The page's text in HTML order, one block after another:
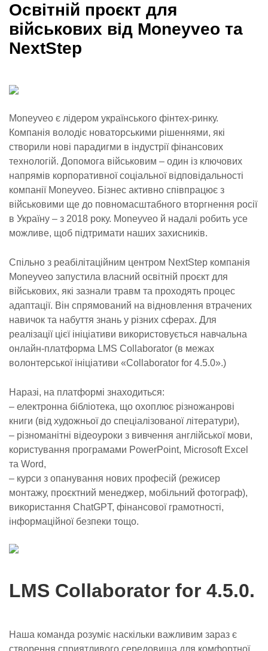
Освітній проєкт для
військових від Moneyveo та
NextStep
Moneyveo є лідером українського фінтех-ринку.
Компанія володіє новаторськими рішеннями, які
створили нові парадигми в індустрії фінансових
технологій. Допомога військовим – один із ключових
напрямів корпоративної соціальної відповідальності
компанії Moneyveo. Бізнес активно співпрацює з
військовими ще до повномасштабного вторгнення росії
в Україну – з 2018 року. Moneyveo й надалі робить усе
можливе, щоб підтримати наших захисників.
Спільно з реабілітаційним центром NextStep компанія
Moneyveo запустила власний освітній проєкт для
військових, які зазнали травм та проходять процес
адаптації. Він спрямований на відновлення втрачених
навичок та набуття знань у різних сферах. Для
реалізації цієї ініціативи використовується навчальна
онлайн-платформа LMS Collaborator (в межах
волонтерської ініціативи «Collaborator for 4.5.0».)
Наразі, на платформі знаходиться:
– електронна бібліотека, що охоплює різножанрові
книги (від художньої до спеціалізованої літератури),
– різноманітні відеоуроки з вивчення англійської мови,
користування програмами PowerPoint, Microsoft Excel
та Word,
– курси з опанування нових професій (режисер
монтажу, проєктний менеджер, мобільний фотограф),
використання ChatGPT, фінансової грамотності,
інформаційної безпеки тощо.
LMS Collaborator for 4.5.0.
Наша команда розуміє наскільки важливим зараз є
створення сприятливого середовища для комфортної